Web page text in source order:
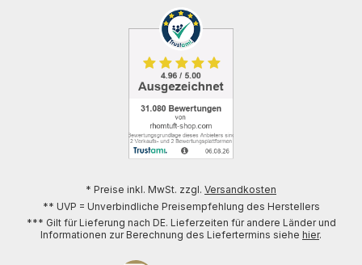
* Preise inkl. MwSt. zzgl. Versandkosten
** UVP = Unverbindliche Preisempfehlung des Herstellers
*** Gilt für Lieferung nach DE. Lieferzeiten für andere Länder und
Informationen zur Berechnung des Liefertermins siehe hier.